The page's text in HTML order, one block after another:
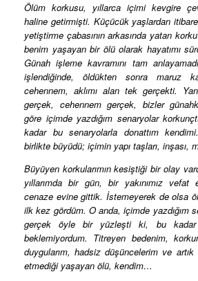
Ölüm korkusu, yıllarca içimi kevgire
haline getirmişti. Küçücük yaşlardan
yetiştirme çabasının arkasında yatan
benim yaşayan bir ölü olarak hayatımı
Günah işleme kavramını tam
işlendiğinde, öldükten sonra maruz
cehennem, aklımı alan tek gerçekti.
gerçek, cehennem gerçek, bizler
göre içimde yazdığım senaryolar
kadar bu senaryolarla donattım
birlikte büyüdü; içimin yapı taşları, inşası,
Büyüyen korkularımın kesiştiği bir olay
yıllarımda bir gün, bir yakınımız
cenaze evine gittik. İstemeyerek de olsa
ilk kez gördüm. O anda, içimde yazdığım
gerçek öyle bir yüzleşti ki, bu kadar
beklemiyordum. Titreyen bedenim,
duygularım, hadsiz düşüncelerim ve
etmediği yaşayan ölü, kendim…